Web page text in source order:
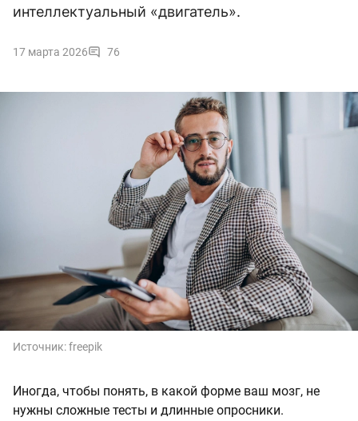
интеллектуальный «двигатель».
17 марта 2026 76
Источник:freepik
Иногда, чтобы понять, в какой форме ваш мозг, не
нужны сложные тесты и длинные опросники.